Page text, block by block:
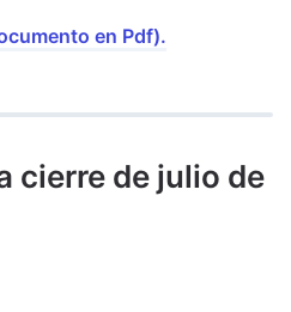
en Pdf).
cierre de julio de